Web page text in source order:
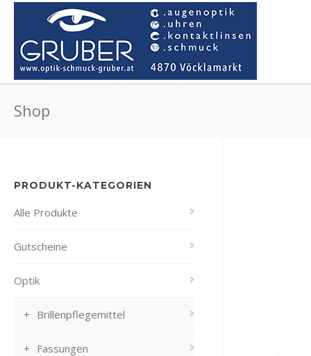
Shop
PRODUKT-KATEGORIEN
Alle Produkte
Gutscheine
Optik
Brillenpflegemittel
Fassungen